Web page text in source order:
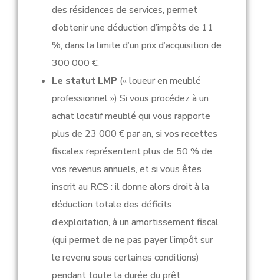
des résidences de services, permet
d’obtenir une déduction d’impôts de 11
%, dans la limite d’un prix d’acquisition de
300 000 €.
Le statut LMP (« loueur en meublé
professionnel ») Si vous procédez à un
achat locatif meublé qui vous rapporte
plus de 23 000 € par an, si vos recettes
fiscales représentent plus de 50 % de
vos revenus annuels, et si vous êtes
inscrit au RCS : il donne alors droit à la
déduction totale des déficits
d’exploitation, à un amortissement fiscal
(qui permet de ne pas payer l’impôt sur
le revenu sous certaines conditions)
pendant toute la durée du prêt